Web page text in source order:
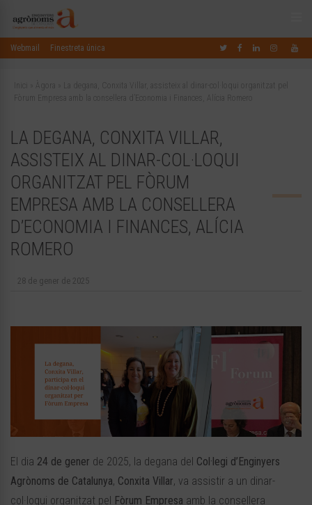
Webmail Finestreta única
Inici Àgora
La degana, Conxita Villar, assisteix al dinar-col·loqui organitzat pel
Fòrum Empresa amb la consellera d’Economia i Finances, Alícia Romero
LA DEGANA, CONXITA VILLAR,
ASSISTEIX AL DINAR-COL·LOQUI
ORGANITZAT PEL FÒRUM
EMPRESA AMB LA CONSELLERA
D’ECONOMIA I FINANCES, ALÍCIA
ROMERO
28 de gener de 2025
El dia 24 de gener de 2025, la degana del Col·legi d’Enginyers
Agrònoms de Catalunya, Conxita Villar, va assistir a un dinar-
col·loqui organitzat pel Fòrum Empresa amb la consellera